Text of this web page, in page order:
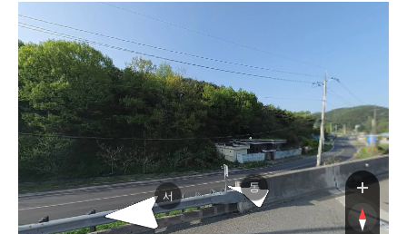
고속도로
고속도로
서
동